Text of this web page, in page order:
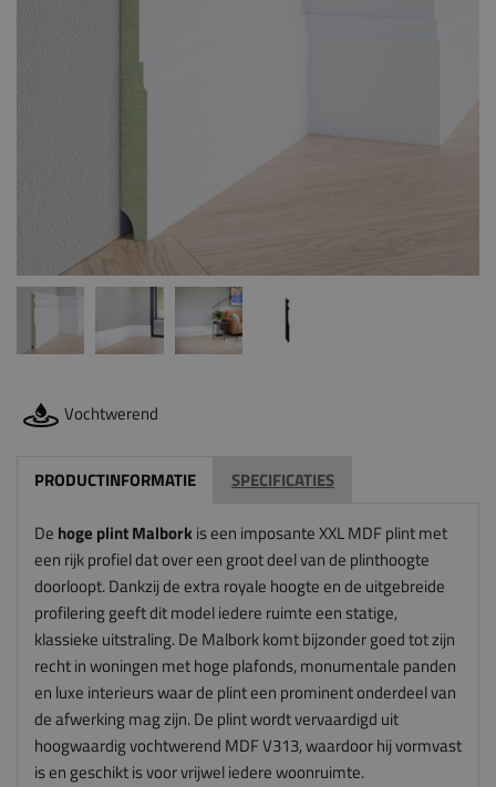
Vochtwerend
PRODUCTINFORMATIE SPECIFICATIES
De hoge plint Malborkis een imposante XXL MDF plint met
een rijk profiel dat over een groot deel van de plinthoogte
doorloopt. Dankzij de extra royale hoogte en de uitgebreide
profilering geeft dit model iedere ruimte een statige,
klassieke uitstraling. De Malbork komt bijzonder goed tot zijn
recht in woningen met hoge plafonds, monumentale panden
en luxe interieurs waar de plint een prominent onderdeel van
de afwerking mag zijn. De plint wordt vervaardigd uit
hoogwaardig vochtwerend MDF V313, waardoor hij vormvast
is en geschikt is voor vrijwel iedere woonruimte.